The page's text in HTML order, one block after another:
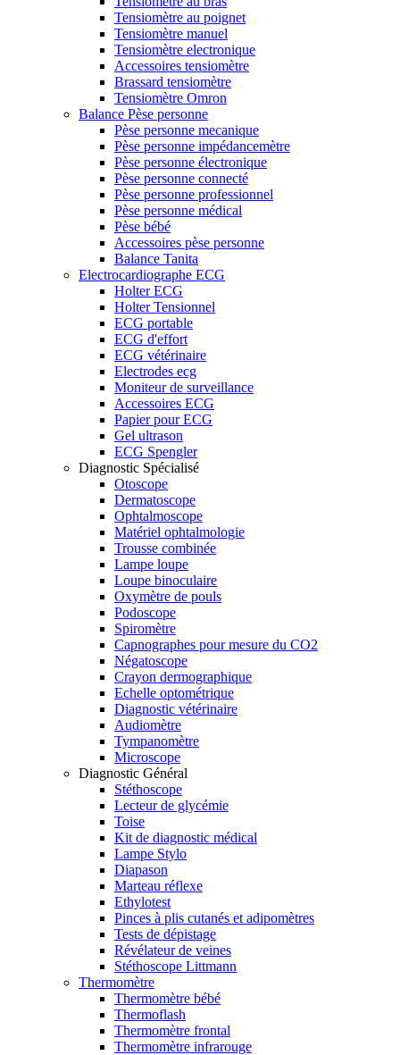
Tensiomètre au poignet
Tensiomètre manuel
Tensiomètre electronique
Accessoires tensiomètre
Brassard tensiomètre
Tensiomètre Omron
Balance Pèse personne
Pèse personne mecanique
Pèse personne impédancemètre
Pèse personne électronique
Pèse personne connecté
Pèse personne professionnel
Pèse personne médical
Pèse bébé
Accessoires pèse personne
Balance Tanita
Electrocardiographe ECG
Holter ECG
Holter Tensionnel
ECG portable
ECG d'effort
ECG vétérinaire
Electrodes ecg
Moniteur de surveillance
Accessoires ECG
Papier pour ECG
Gel ultrason
ECG Spengler
Diagnostic Spécialisé
Otoscope
Dermatoscope
Ophtalmoscope
Matériel ophtalmologie
Trousse combinée
Lampe loupe
Loupe binoculaire
Oxymètre de pouls
Podoscope
Spiromètre
Capnographes pour mesure du CO2
Négatoscope
Crayon dermographique
Echelle optométrique
Diagnostic vétérinaire
Audiomètre
Tympanomètre
Microscope
Diagnostic Général
Stéthoscope
Lecteur de glycémie
Toise
Kit de diagnostic médical
Lampe Stylo
Diapason
Marteau réflexe
Ethylotest
Pinces à plis cutanés et adipomètres
Tests de dépistage
Révélateur de veines
Stéthoscope Littmann
Thermomètre
Thermomètre bébé
Thermoflash
Thermomètre frontal
Thermomètre infrarouge